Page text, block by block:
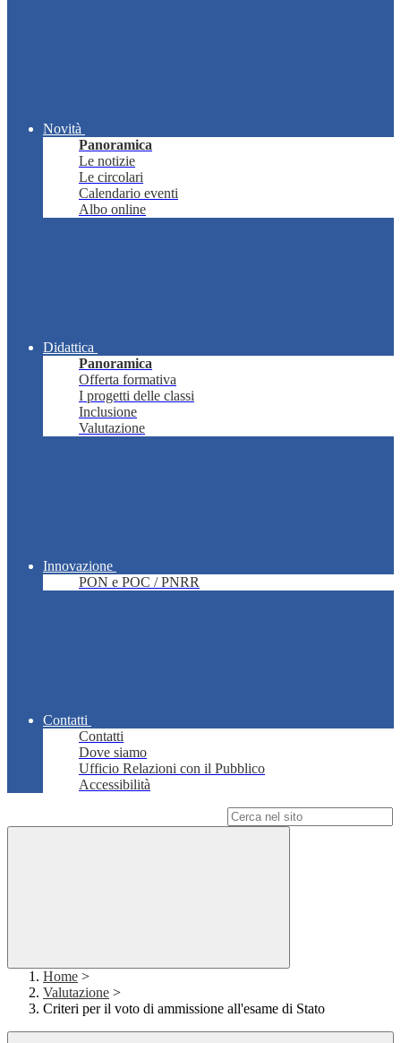
Novità
Panoramica
Le notizie
Le circolari
Calendario eventi
Albo online
Didattica
Panoramica
Offerta formativa
I progetti delle classi
Inclusione
Valutazione
Innovazione
PON e POC / PNRR
Contatti
Contatti
Dove siamo
Ufficio Relazioni con il Pubblico
Accessibilità
Home >
Valutazione >
Criteri per il voto di ammissione all'esame di Stato